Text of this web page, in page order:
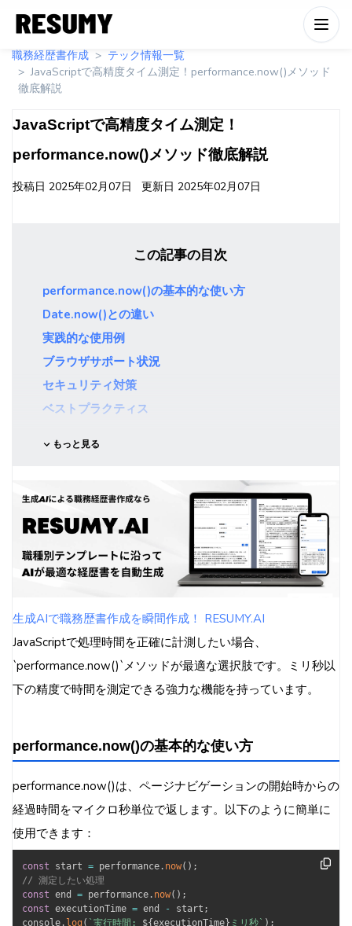
職務経歴書作成
テック情報一覧
JavaScriptで高精度タイム測定！performance.now()メソッド
徹底解説
JavaScriptで高精度タイム測定！
performance.now()メソッド徹底解説
投稿日 2025年02月07日 更新日 2025年02月07日
この記事の目次
performance.now()の基本的な使い方
Date.now()との違い
実践的な使用例
ブラウザサポート状況
セキュリティ対策
ベストプラクティス
もっと見る
生成AIで職務歴書作成を瞬間作成！ RESUMY.AI
JavaScriptで処理時間を正確に計測したい場合、
`performance.now()`メソッドが最適な選択肢です。ミリ秒以
下の精度で時間を測定できる強力な機能を持っています。
performance.now()の基本的な使い方
performance.now()は、ページナビゲーションの開始時からの
経過時間をマイクロ秒単位で返します。以下のように簡単に
使用できます：
const start = performance . now( ) ;
// 測定したい処理
const end = performance . now( ) ;
const executionTime = end - start ;
console . log ( ` 実行時間: ${executionTime} ミリ秒 ` ) ;